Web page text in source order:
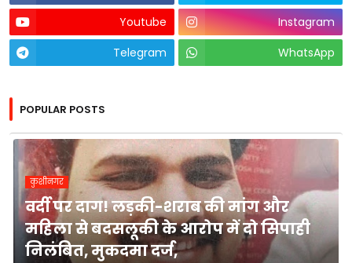
Youtube
Instagram
Telegram
WhatsApp
POPULAR POSTS
कुशीनगर
वर्दी पर दाग! लड़की-शराब की मांग और
महिला से बदसलूकी के आरोप में दो सिपाही
निलंबित, मुकदमा दर्ज,